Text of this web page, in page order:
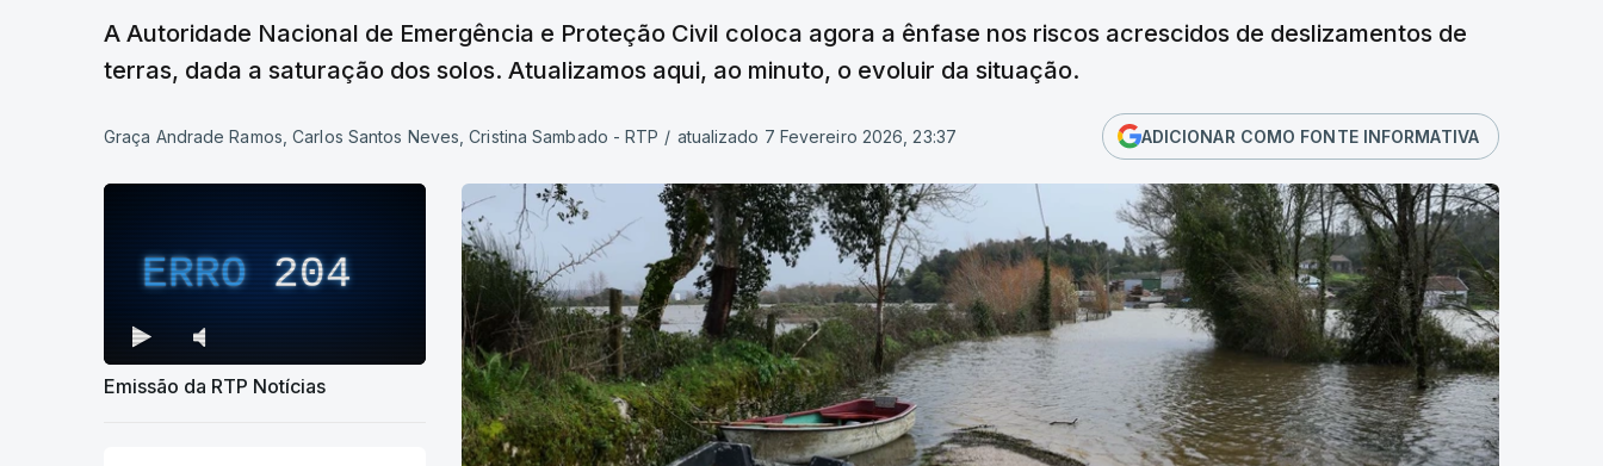
A Autoridade Nacional de Emergência e Proteção Civil coloca agora a ênfase nos riscos acrescidos de deslizamentos de
terras, dada a saturação dos solos. Atualizamos aqui, ao minuto, o evoluir da situação.
Graça Andrade Ramos, Carlos Santos Neves, Cristina Sambado - RTP / atualizado 7 Fevereiro 2026, 23:37 ADICIONAR COMO FONTE INFORMATIVA
ERRO204
Emissão da RTP Notícias